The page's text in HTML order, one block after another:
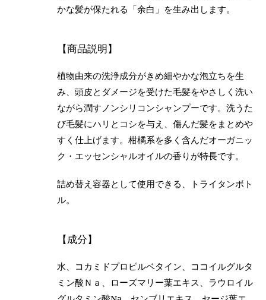
かな髪が保たれる「余白」を生み出します。
【商品説明】
植物由来の洗浄成分がきめ細やかな泡立ちを生
み、頭皮とダメージを受けた毛髪をやさしく洗い
ながら潤すノンシリコンシャンプーです。洗うた
び毛髪にハリとコシを与え、傷んだ髪をまとめや
すく仕上げます。柑橘系を多く含んだオーガニッ
ク・エッセンシャルオイルの香りが特長です。
詰め替え容器として使用できる、トライタンボト
ル。
【成分】
水、コカミドプロピルベタイン、ココイルグルタ
ミン酸Ｎａ、ローズマリー葉エキス、ラウロイル